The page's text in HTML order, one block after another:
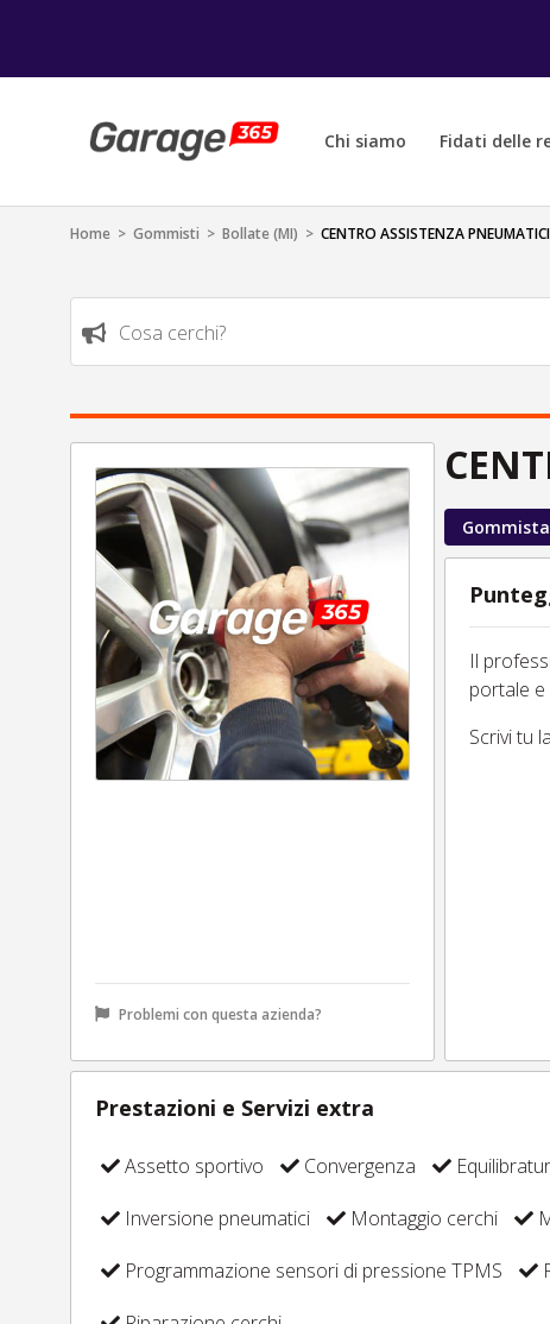
Chi siamo Fidati delle
Home > Gommisti > Bollate (MI) > CENTRO ASSISTENZA
Cosa cerchi?
Problemi con questa azienda?
Gommista
Il
portale
Scrivi tu
Prestazioni e Servizi extra
Assetto sportivo Convergenza
Inversione pneumatici
Montaggio cerchi
Programmazione sensori di pressione TPMS